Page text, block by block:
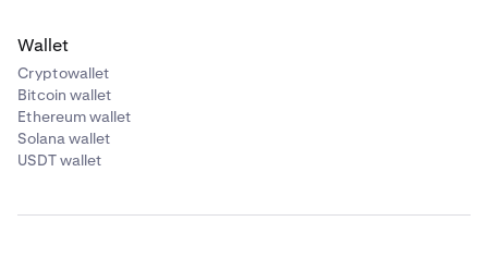
Wallet
Cryptowallet
Bitcoin wallet
Ethereum wallet
Solana wallet
USDT wallet